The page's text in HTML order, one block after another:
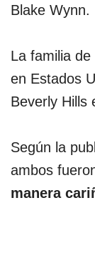
Blake Wynn.
La familia
en Estados
Beverly Hills
Según la
ambos
manera